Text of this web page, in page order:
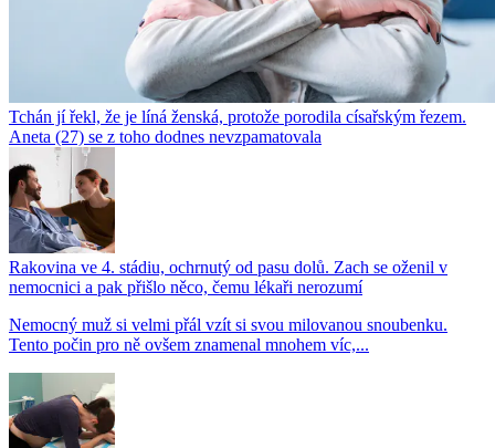
Tchán jí řekl, že je líná ženská, protože porodila císařským řezem.
Aneta (27) se z toho dodnes nevzpamatovala
Rakovina ve 4. stádiu, ochrnutý od pasu dolů. Zach se oženil v
nemocnici a pak přišlo něco, čemu lékaři nerozumí
Nemocný muž si velmi přál vzít si svou milovanou snoubenku.
Tento počin pro ně ovšem znamenal mnohem víc,...